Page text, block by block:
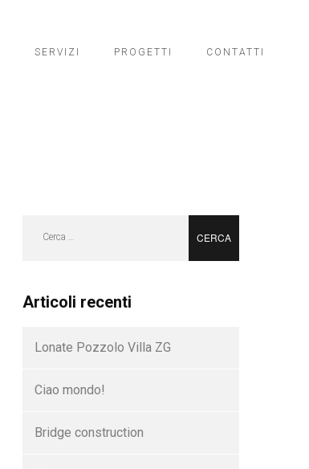
SERVIZI PROGETTI CONTATTI
Articoli recenti
Lonate Pozzolo Villa ZG
Ciao mondo!
Bridge construction